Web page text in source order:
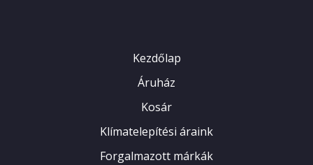
Kezdőlap
Áruház
Kosár
Klímatelepítési áraink
Forgalmazott márkák